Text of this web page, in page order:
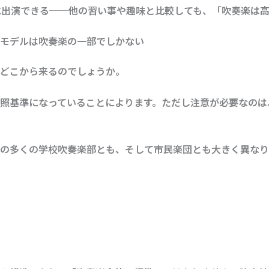
演できる──他の習い事や趣味と比較しても、「吹奏楽は
デルは吹奏楽の一部でしかない
こから来るのでしょうか。
基準になっていることによります。ただし注意が必要なの
多くの学校吹奏楽部とも、そして市民楽団とも大きく異な